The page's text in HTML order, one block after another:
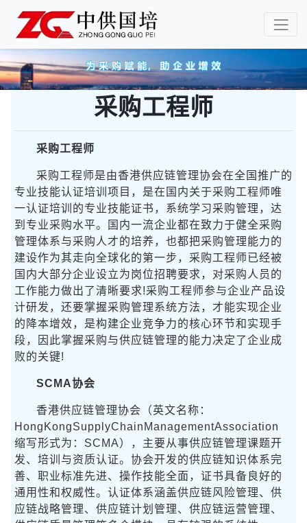
采购工程师
采购工程师
采购工程师是由香港供应链管理协会在全国推广的
专业技能认证培训项目，是在国内关于采购工程师唯
一认证培训的专业技能证书，系统学习采购管理，达
到专业采购水平。国内一流企业都在致力于健全采购
管理体系与采购人才的培养，也都把采购管理能力的
建设作为其走向全球化的第一步，采购工程师已经被
国内大部分企业设立为岗位招聘要求，对采购人员的
工作能力做出了清晰要求!采购工程师参与企业产品设
计研发，还要掌握采购管理系统方法，才能实现企业
的降本增效，是构建企业竞争力的核心环节和实现手
段，因此掌握采购与供应链管理的能力决定了企业成
败的关键!
SCMA协会
香港供应链管理协会（英文名称：
HongKongSupplyChainManagementAssociation
缩写形式为：SCMA），主要从事供应链管理课题开
发、培训与资质认证。协会开发的供应链知识体系完
善、职业标准先进、操作技能全面，证书具备良好的
通用性和权威性。认证体系涵盖供应链风险管理、供
应链战略管理、供应链计划管理、供应链运营管理、